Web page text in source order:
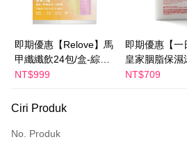
Easy Wallet
Google Pay
Plus PAY
Deskripsi
1. Dengan memilih AFTEE sebagai kaedah
Pemindahan ATM
即期優惠【Relove】馬
甲纖纖飲24包/盒-綜合
口味(效期2027-01-22)
NT$999
即期優惠【一
皇家胭脂保濕
600ml 效期
NT$709
Ciri Produk
No. Produk